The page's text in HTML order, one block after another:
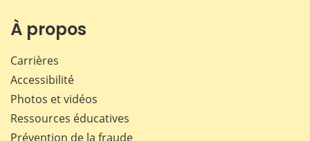
À propos
Carrières
Accessibilité
Photos et vidéos
Ressources éducatives
Prévention de la fraude